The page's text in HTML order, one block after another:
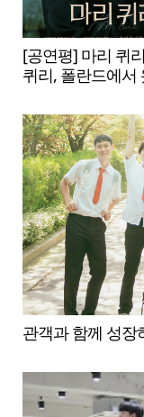
[공연평] 마리 퀴
퀴리, 폴란드에서
관객과 함께 성장